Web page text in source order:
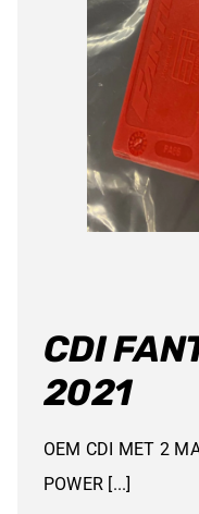
CDI
2021
OEM CDI MET 2
POWER [...]